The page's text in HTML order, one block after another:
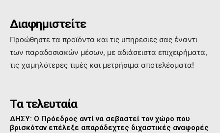
Διαφημιστείτε
Προώθηστε τα προϊόντα και τις υπηρεσιες σας έναντι
των παραδοσιακών μέσων, με αδιάσειστα επιχειρήματα,
τις χαμηλότερες τιμές και μετρήσιμα αποτελέσματα!
Τα τελευταία
ΔΗΣΥ: Ο Πρόεδρος αντί να σεβαστεί τον χώρο που
βρισκόταν επέλεξε απαράδεχτες διχαστικές αναφορές